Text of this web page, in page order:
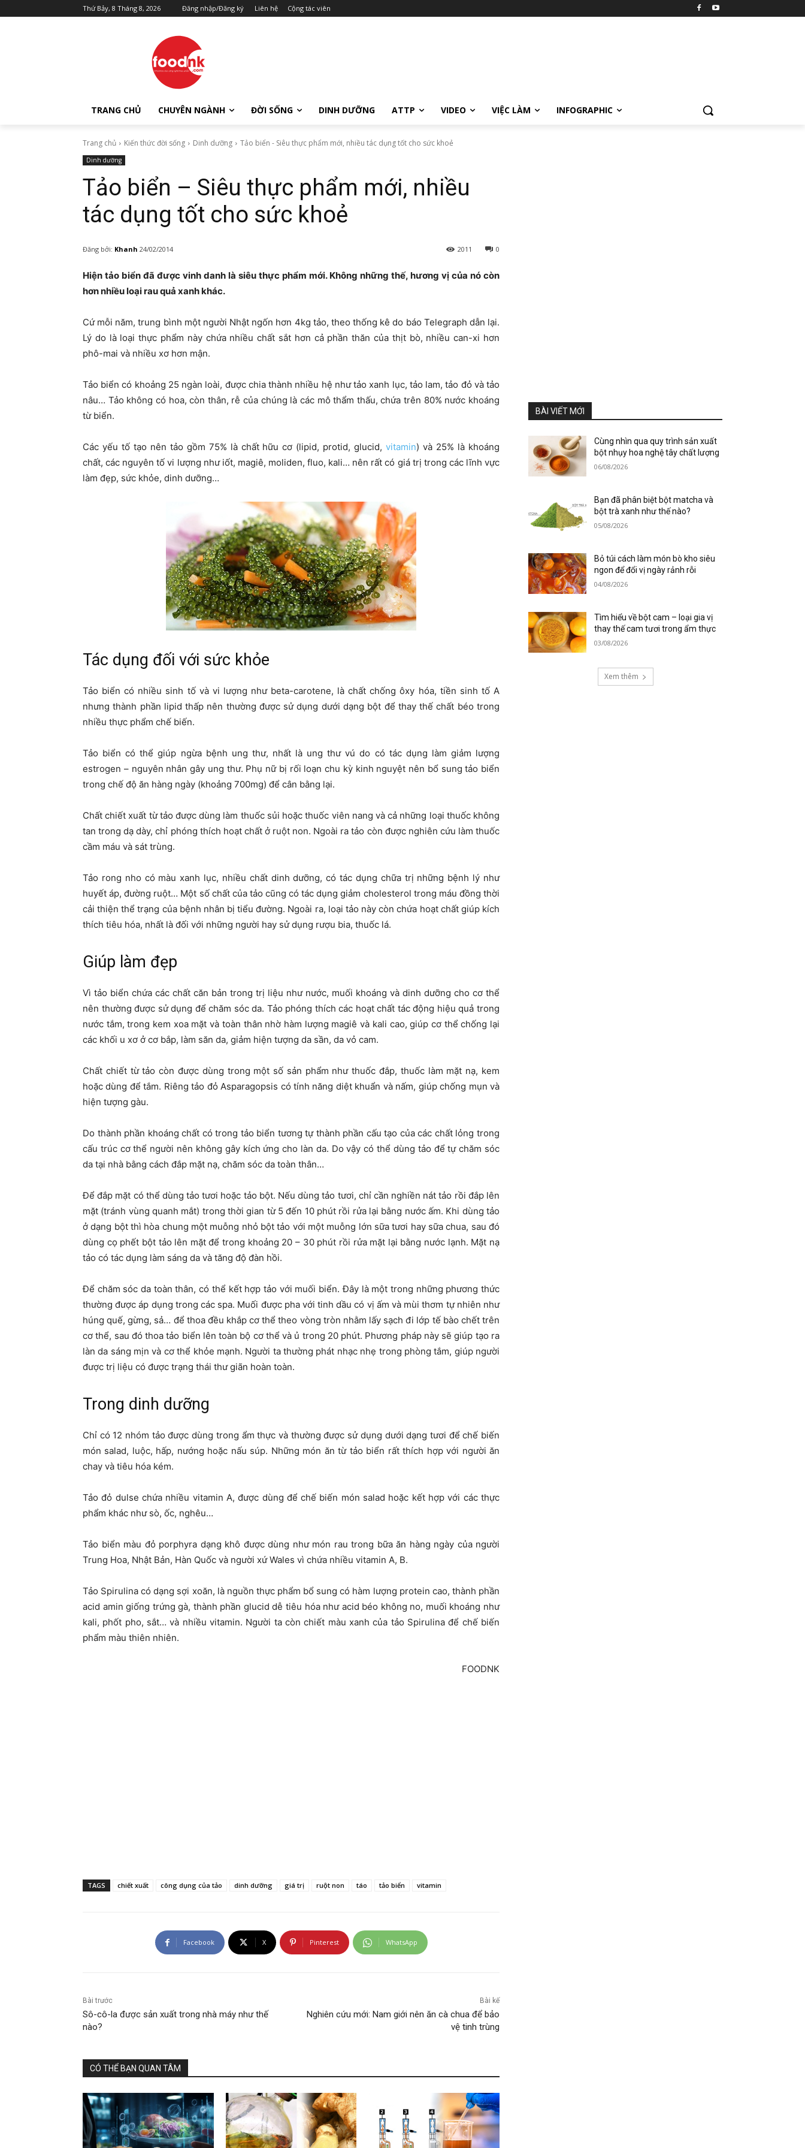
Thứ Bảy, 8 Tháng 8, 2026 Đăng nhập/Đăng ký Liên hệ Cộng tác viên
TRANG CHỦ CHUYÊN NGÀNH ĐỜI SỐNG DINH DƯỠNG ATTP VIDEO VIỆC LÀM INFOGRAPHIC
Trang chủ Kiến thức đời sống Dinh dưỡng Tảo biển - Siêu thực phẩm mới, nhiều tác dụng tốt cho sức khoẻ
Dinh dưỡng
Tảo biển – Siêu thực phẩm mới, nhiều
tác dụng tốt cho sức khoẻ
Đăng bởi: Khanh 24/02/2014 0
2011
Hiện tảo biển đã được vinh danh là siêu thực phẩm mới. Không những thế, hương vị của nó còn
hơn nhiều loại rau quả xanh khác.
Cứ mỗi năm, trung bình một người Nhật ngốn hơn 4kg tảo, theo thống kê do báo Telegraph dẫn lại.
Lý do là loại thực phẩm này chứa nhiều chất sắt hơn cả phần thăn của thịt bò, nhiều can-xi hơn
phô-mai và nhiều xơ hơn mận.
Tảo biển có khoảng 25 ngàn loài, được chia thành nhiều hệ như tảo xanh lục, tảo lam, tảo đỏ và tảo
nâu… Tảo không có hoa, còn thân, rễ của chúng là các mô thẩm thấu, chứa trên 80% nước khoáng
từ biển.
Các yếu tố tạo nên tảo gồm 75% là chất hữu cơ (lipid, protid, glucid,vitamin) và 25% là khoáng
chất, các nguyên tố vi lượng như iốt, magiê, moliden, fluo, kali… nên rất có giá trị trong các lĩnh vực
làm đẹp, sức khỏe, dinh dưỡng…
Tác dụng đối với sức khỏe
Tảo biển có nhiều sinh tố và vi lượng như beta-carotene, là chất chống ôxy hóa, tiền sinh tố A
nhưng thành phần lipid thấp nên thường được sử dụng dưới dạng bột để thay thế chất béo trong
nhiều thực phẩm chế biến.
Tảo biển có thể giúp ngừa bệnh ung thư, nhất là ung thư vú do có tác dụng làm giảm lượng
estrogen – nguyên nhân gây ung thư. Phụ nữ bị rối loạn chu kỳ kinh nguyệt nên bổ sung tảo biển
trong chế độ ăn hàng ngày (khoảng 700mg) để cân bằng lại.
Chất chiết xuất từ tảo được dùng làm thuốc sủi hoặc thuốc viên nang và cả những loại thuốc không
tan trong dạ dày, chỉ phóng thích hoạt chất ở ruột non. Ngoài ra tảo còn được nghiên cứu làm thuốc
cầm máu và sát trùng.
Tảo rong nho có màu xanh lục, nhiều chất dinh dưỡng, có tác dụng chữa trị những bệnh lý như
huyết áp, đường ruột… Một số chất của tảo cũng có tác dụng giảm cholesterol trong máu đồng thời
cải thiện thể trạng của bệnh nhân bị tiểu đường. Ngoài ra, loại tảo này còn chứa hoạt chất giúp kích
thích tiêu hóa, nhất là đối với những người hay sử dụng rượu bia, thuốc lá.
Giúp làm đẹp
Vì tảo biển chứa các chất căn bản trong trị liệu như nước, muối khoáng và dinh dưỡng cho cơ thể
nên thường được sử dụng để chăm sóc da. Tảo phóng thích các hoạt chất tác động hiệu quả trong
nước tắm, trong kem xoa mặt và toàn thân nhờ hàm lượng magiê và kali cao, giúp cơ thể chống lại
các khối u xơ ở cơ bắp, làm săn da, giảm hiện tượng da sần, da vỏ cam.
Chất chiết từ tảo còn được dùng trong một số sản phẩm như thuốc đắp, thuốc làm mặt nạ, kem
hoặc dùng để tắm. Riêng tảo đỏ Asparagopsis có tính năng diệt khuẩn và nấm, giúp chống mụn và
hiện tượng gàu.
Do thành phần khoáng chất có trong tảo biển tương tự thành phần cấu tạo của các chất lỏng trong
cấu trúc cơ thể người nên không gây kích ứng cho làn da. Do vậy có thể dùng tảo để tự chăm sóc
da tại nhà bằng cách đắp mặt nạ, chăm sóc da toàn thân…
Để đắp mặt có thể dùng tảo tươi hoặc tảo bột. Nếu dùng tảo tươi, chỉ cần nghiền nát tảo rồi đắp lên
mặt (tránh vùng quanh mắt) trong thời gian từ 5 đến 10 phút rồi rửa lại bằng nước ấm. Khi dùng tảo
ở dạng bột thì hòa chung một muỗng nhỏ bột tảo với một muỗng lớn sữa tươi hay sữa chua, sau đó
dùng cọ phết bột tảo lên mặt để trong khoảng 20 – 30 phút rồi rửa mặt lại bằng nước lạnh. Mặt nạ
tảo có tác dụng làm sáng da và tăng độ đàn hồi.
Để chăm sóc da toàn thân, có thể kết hợp tảo với muối biển. Đây là một trong những phương thức
thường được áp dụng trong các spa. Muối được pha với tinh dầu có vị ấm và mùi thơm tự nhiên như
húng quế, gừng, sả… để thoa đều khắp cơ thể theo vòng tròn nhằm lấy sạch đi lớp tế bào chết trên
cơ thể, sau đó thoa tảo biển lên toàn bộ cơ thể và ủ trong 20 phút. Phương pháp này sẽ giúp tạo ra
làn da sáng mịn và cơ thể khỏe mạnh. Người ta thường phát nhạc nhẹ trong phòng tắm, giúp người
được trị liệu có được trạng thái thư giãn hoàn toàn.
Trong dinh dưỡng
Chỉ có 12 nhóm tảo được dùng trong ẩm thực và thường được sử dụng dưới dạng tươi để chế biến
món salad, luộc, hấp, nướng hoặc nấu súp. Những món ăn từ tảo biển rất thích hợp với người ăn
chay và tiêu hóa kém.
Tảo đỏ dulse chứa nhiều vitamin A, được dùng để chế biến món salad hoặc kết hợp với các thực
phẩm khác như sò, ốc, nghêu…
Tảo biển màu đỏ porphyra dạng khô được dùng như món rau trong bữa ăn hàng ngày của người
Trung Hoa, Nhật Bản, Hàn Quốc và người xứ Wales vì chứa nhiều vitamin A, B.
Tảo Spirulina có dạng sợi xoăn, là nguồn thực phẩm bổ sung có hàm lượng protein cao, thành phần
acid amin giống trứng gà, thành phần glucid dễ tiêu hóa như acid béo không no, muối khoáng như
kali, phốt pho, sắt… và nhiều vitamin. Người ta còn chiết màu xanh của tảo Spirulina để chế biến
phẩm màu thiên nhiên.
FOODNK
TAGS chiết xuất công dụng của tảo dinh dưỡng giá trị ruột non táo tảo biển vitamin
Facebook X Pinterest WhatsApp
Bài trước
Sô-cô-la được sản xuất trong nhà máy như thế
nào?
Bài kế
Nghiên cứu mới: Nam giới nên ăn cà chua để bảo
vệ tinh trùng
CÓ THỂ BẠN QUAN TÂM
BÀI VIẾT MỚI
Cùng nhìn qua quy trình sản xuất
bột nhụy hoa nghệ tây chất lượng
06/08/2026
Bạn đã phân biệt bột matcha và
bột trà xanh như thế nào?
05/08/2026
Bỏ túi cách làm món bò kho siêu
ngon để đổi vị ngày rảnh rỗi
04/08/2026
Tìm hiểu về bột cam – loại gia vị
thay thế cam tươi trong ẩm thực
03/08/2026
Xem thêm